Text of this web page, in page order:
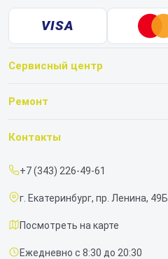
VISA
Сервисный центр
О нашем сервисе
Срочный ремонт
Доставка и способы оплаты
Диагностика
Ремонт
Ноутбуков
Контакты
+7 (343) 226-49-61
г. Екатеринбург, пр. Ленина, 49Б
Посмотреть на карте
Ежедневно с 8:30 до 20:30